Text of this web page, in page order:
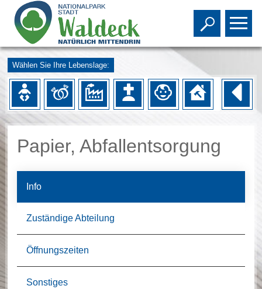
Toggle
Wählen Sie Ihre Lebenslage:
Papier, Abfallentsorgung
Info
Zuständige Abteilung
Öffnungszeiten
Sonstiges